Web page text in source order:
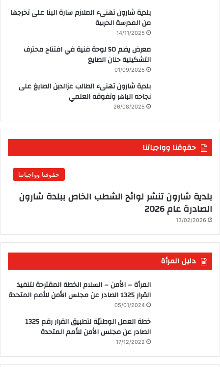
بلدية شارون تهنىء الملازم سارة البنا على تخرجها
من المدرسة الحربية
14/11/2025
معرض يضم 50 لوحة فنية في افتتاح محترف
التشكيلية حنان الصايغ
01/09/2025
بلدية شارون تهنىء الطالب عزالدين الصايغ على
نجاحه الباهر وتفوقه العلمي
26/08/2025
حقوقنا وواجباتنا
حقوقنا وواجباتنا
بلدية شارون تنشر لوائح الشطب الخاص ببلدة شارون
الصادرة عام 2026
13/02/2026
دليل المرأة
المرأة – الأمن – السلام الخطة المقترحة لتنفيذ
القرار 1325 الصادر عن مجلس الأمن للأمم المتحدة
05/01/2024
خطة العمل الوطنيّة لتطبيق القرار رقم 1325
الصادر عن مجلس الأمن للأمم المتحدة
17/12/2022